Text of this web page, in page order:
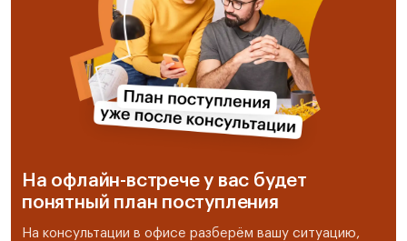
На офлайн-встрече у вас будет
понятный план поступления
На консультации в офисе разберём вашу ситуацию,